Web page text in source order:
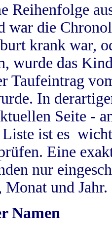
Reihenfolge
war die
krank war,
wurde das
Taufeintrag
In
Seite -
ist es
Eine
nur
und Jahr.
Namen